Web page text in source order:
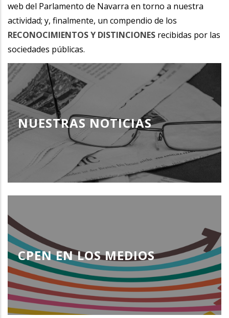
web del Parlamento de Navarra en torno a nuestra
actividad; y, finalmente, un compendio de los
RECONOCIMIENTOS Y DISTINCIONES recibidas por las
sociedades públicas.
NUESTRAS NOTICIAS
CPEN EN LOS MEDIOS